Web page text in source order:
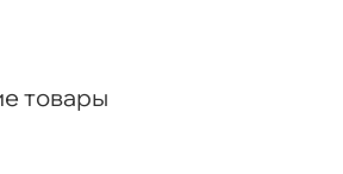
которые делают
потребностей в хранении.
товары